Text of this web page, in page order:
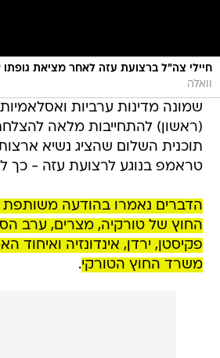
חיילי צה"ל ברצועת עזה לאחר מציאת גופתו
וואלה
שמונה מדינות ערביות
(ראשון) להתחייבות מלאה
תוכנית השלום שהציג נשיא
טראמפ בנוגע לרצועת עזה - כך
הדברים נאמרו בהודעה
החוץ של טורקיה, מצרים, ערב
פקיסטן, ירדן, אינדונזיה ואיחוד
משרד החוץ הטורקי.